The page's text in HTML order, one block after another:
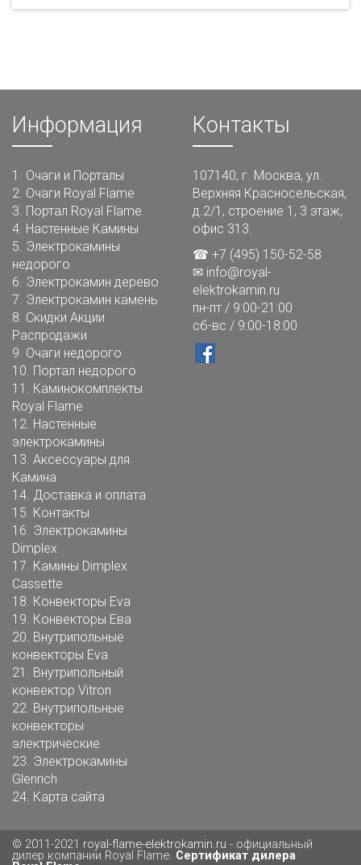
Информация
1. Очаги и Порталы
2. Очаги Royal Flame
3. Портал Royal Flame
4. Настенные Камины
5. Электрокамины
недорого
6. Электрокамин дерево
7. Электрокамин камень
8. Скидки Акции
Распродажи
9. Очаги недорого
10. Портал недорого
11. Каминокомплекты
Royal Flame
12. Настенные
электрокамины
13. Аксессуары для
Камина
14. Доставка и оплата
15. Контакты
16. Электрокамины
Dimplex
17. Камины Dimplex
Cassette
18. Конвекторы Eva
19. Конвекторы Ева
20. Внутрипольные
конвекторы Eva
21. Внутрипольный
конвектор Vitron
22. Внутрипольные
конвекторы
электрические
23. Электрокамины
Glenrich
24. Карта сайта
Контакты
107140, г. Москва, ул.
Верхняя Красносельская,
д.2/1, строение 1, 3 этаж,
офис 313.
☎ +7 (495) 150-52-58
✉ info@royal-
elektrokamin.ru
пн-пт / 9:00-21:00
сб-вс / 9:00-18:00
© 2011-2021 royal-flame-elektrokamin.ru - официальный
дилер компании Royal Flame. Сертификат дилера